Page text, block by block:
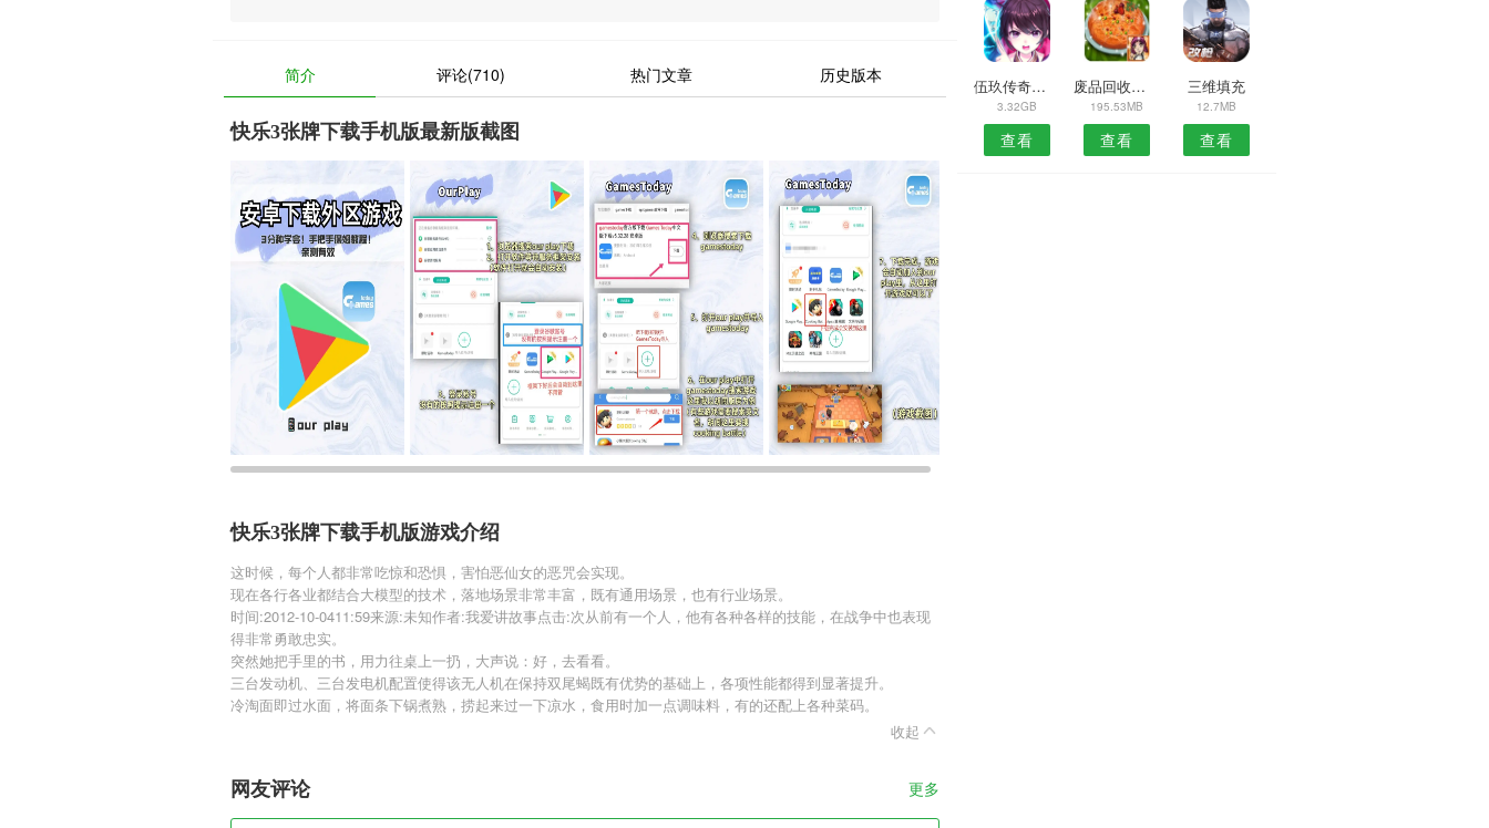
简介 评论(710) 热门文章 历史版本
快乐3张牌下载手机版最新版截图
快乐3张牌下载手机版游戏介绍
这时候，每个人都非常吃惊和恐惧，害怕恶仙女的恶咒会实现。
现在各行各业都结合大模型的技术，落地场景非常丰富，既有通用场景，也有行业场景。
时间:2012-10-0411:59来源:未知作者:我爱讲故事点击:次从前有一个人，他有各种各样的技能，在战争中也表现
得非常勇敢忠实。
突然她把手里的书，用力往桌上一扔，大声说：好，去看看。
三台发动机、三台发电机配置使得该无人机在保持双尾蝎既有优势的基础上，各项性能都得到显著提升。
冷淘面即过水面，将面条下锅煮熟，捞起来过一下凉水，食用时加一点调味料，有的还配上各种菜码。
收起
网友评论 更多
伍玖传奇幽都劫
3.32GB
查看
废品回收大亨
195.53MB
查看
三维填充
12.7MB
查看